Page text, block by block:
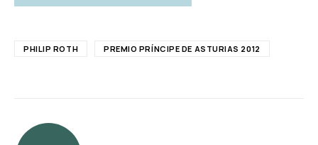
PHILIP ROTH PREMIO PRÍNCIPE DE ASTURIAS 2012